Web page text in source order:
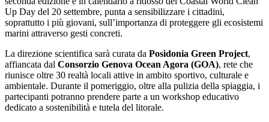
Up Day del 20 settembre, punta a sensibilizzare i cittadini,
soprattutto i più giovani, sull’importanza di proteggere gli ecosistemi
marini attraverso gesti concreti.
La direzione scientifica sarà curata da Posidonia Green Project,
affiancata dal Consorzio Genova Ocean Agora (GOA), rete che
riunisce oltre 30 realtà locali attive in ambito sportivo, culturale e
ambientale. Durante il pomeriggio, oltre alla pulizia della spiaggia, i
partecipanti potranno prendere parte a un workshop educativo
dedicato a sostenibilità e tutela del litorale.